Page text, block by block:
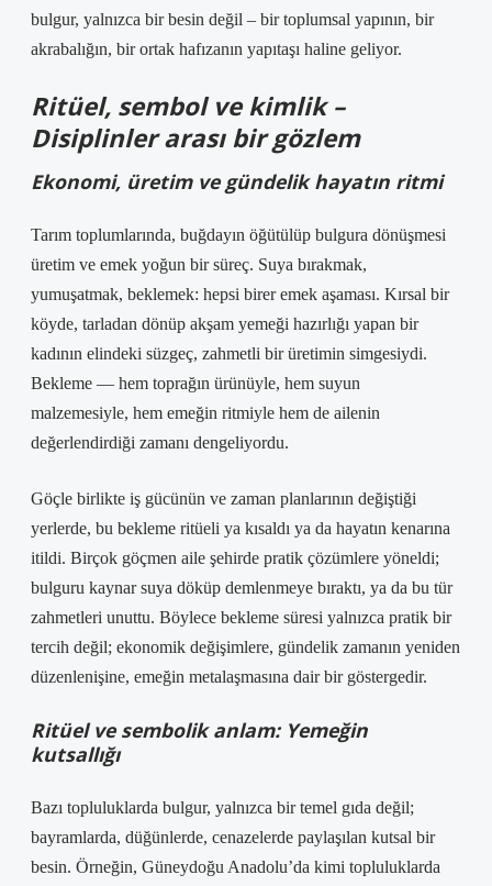
bulgur, yalnızca bir besin değil – bir toplumsal yapının, bir
akrabalığın, bir ortak hafızanın yapıtaşı haline geliyor.
Ritüel, sembol ve kimlik –
Disiplinler arası bir gözlem
Ekonomi, üretim ve gündelik hayatın ritmi
Tarım toplumlarında, buğdayın öğütülüp bulgura dönüşmesi
üretim ve emek yoğun bir süreç. Suya bırakmak,
yumuşatmak, beklemek: hepsi birer emek aşaması. Kırsal bir
köyde, tarladan dönüp akşam yemeği hazırlığı yapan bir
kadının elindeki süzgeç, zahmetli bir üretimin simgesiydi.
Bekleme — hem toprağın ürünüyle, hem suyun
malzemesiyle, hem emeğin ritmiyle hem de ailenin
değerlendirdiği zamanı dengeliyordu.
Göçle birlikte iş gücünün ve zaman planlarının değiştiği
yerlerde, bu bekleme ritüeli ya kısaldı ya da hayatın kenarına
itildi. Birçok göçmen aile şehirde pratik çözümlere yöneldi;
bulguru kaynar suya döküp demlenmeye bıraktı, ya da bu tür
zahmetleri unuttu. Böylece bekleme süresi yalnızca pratik bir
tercih değil; ekonomik değişimlere, gündelik zamanın yeniden
düzenlenişine, emeğin metalaşmasına dair bir göstergedir.
Ritüel ve sembolik anlam: Yemeğin
kutsallığı
Bazı topluluklarda bulgur, yalnızca bir temel gıda değil;
bayramlarda, düğünlerde, cenazelerde paylaşılan kutsal bir
besin. Örneğin, Güneydoğu Anadolu’da kimi topluluklarda